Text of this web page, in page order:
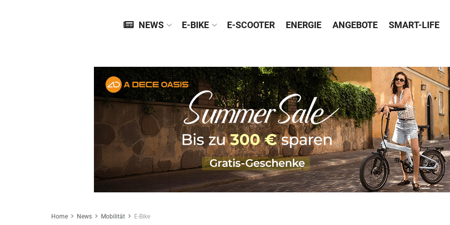
NEWS E-BIKE E-SCOOTER ENERGIE ANGEBOTE SMART-LIFE
Home News Mobilität E-Bike